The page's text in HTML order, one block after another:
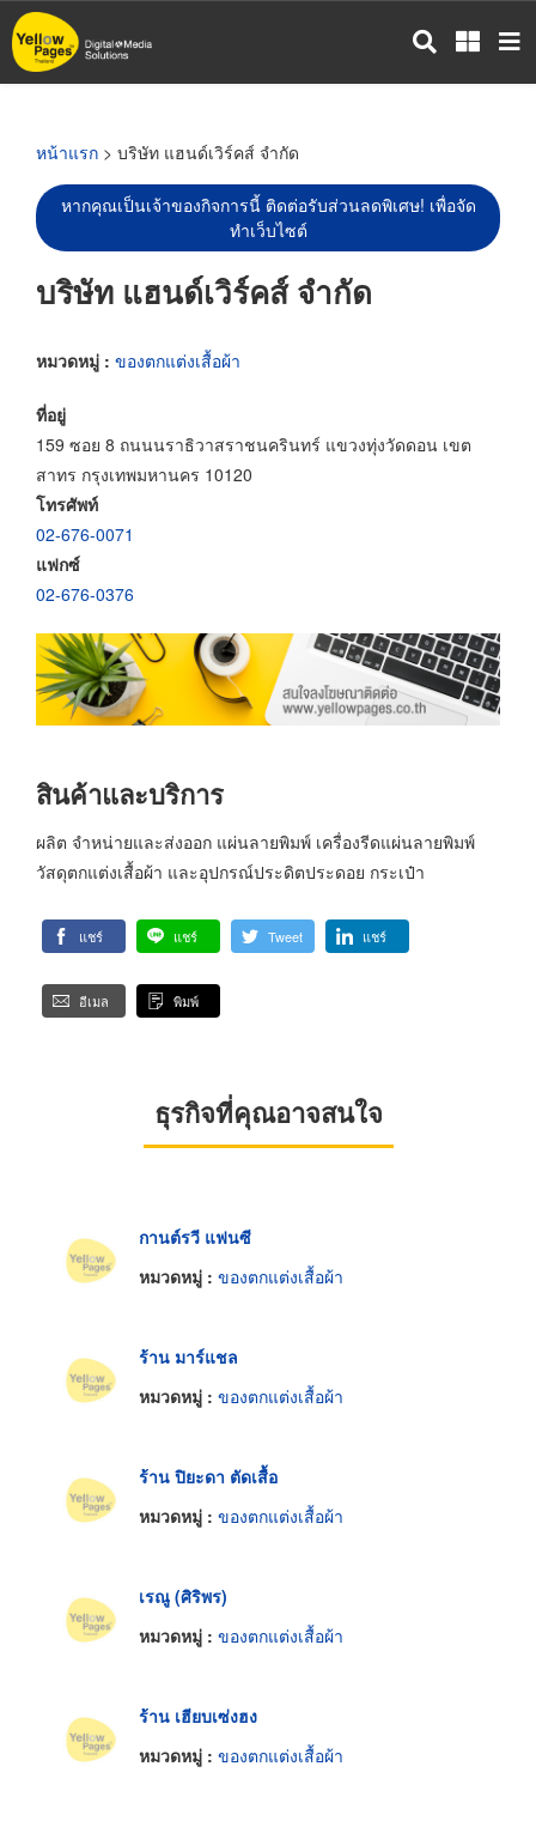
ข้าม
ไป
หน้าแรก > บริษัท แฮนด์เวิร์คส์ จำกัด
หากคุณเป็นเจ้าของกิจการนี้ ติดต่อรับส่วนลดพิเศษ! เพื่อจัด
ทำเว็บไซต์
บริษัท แฮนด์เวิร์คส์ จำกัด
หมวดหมู่ : ของตกแต่งเสื้อผ้า
ที่อยู่
159 ซอย 8 ถนนนราธิวาสราชนครินทร์ แขวงทุ่งวัดดอน เขต
สาทร กรุงเทพมหานคร 10120
โทรศัพท์
02-676-0071
แฟกซ์
02-676-0376
สินค้าและบริการ
ผลิต จำหน่ายและส่งออก แผ่นลายพิมพ์ เครื่องรีดแผ่นลายพิมพ์
วัสดุตกแต่งเสื้อผ้า และอุปกรณ์ประดิตประดอย กระเป๋า
แชร์ แชร์ Tweet แชร์
อีเมล พิมพ์
ธุรกิจที่คุณอาจสนใจ
กานต์รวี แฟนซี
หมวดหมู่ : ของตกแต่งเสื้อผ้า
ร้าน มาร์แชล
หมวดหมู่ : ของตกแต่งเสื้อผ้า
ร้าน ปิยะดา ตัดเสื้อ
หมวดหมู่ : ของตกแต่งเสื้อผ้า
เรณู (ศิริพร)
หมวดหมู่ : ของตกแต่งเสื้อผ้า
ร้าน เฮียบเซ่งฮง
หมวดหมู่ : ของตกแต่งเสื้อผ้า